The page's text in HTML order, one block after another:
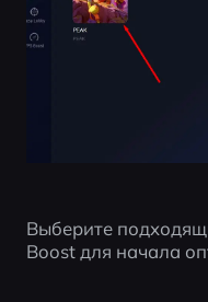
Выберите
Boost для начала